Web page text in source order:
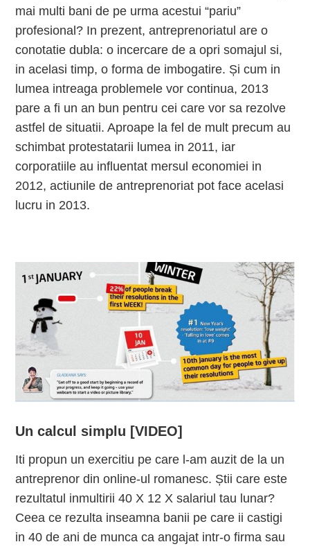
mai multi bani de pe urma acestui “pariu”
profesional? In prezent, antreprenoriatul are o
conotatie dubla: o incercare de a opri somajul si,
in acelasi timp, o forma de imbogatire. Și cum in
lumea intreaga problemele vor continua, 2013
pare a fi un an bun pentru cei care vor sa rezolve
astfel de situatii. Aproape la fel de mult precum au
schimbat protestatarii lumea in 2011, iar
corporatiile au influentat mersul economiei in
2012, actiunile de antreprenoriat pot face acelasi
lucru in 2013.
Un calcul simplu [VIDEO]
Iti propun un exercitiu pe care l-am auzit de la un
antreprenor din online-ul romanesc. Știi care este
rezultatul inmultirii 40 X 12 X salariul tau lunar?
Ceea ce rezulta inseamna banii pe care ii castigi
in 40 de ani de munca ca angajat intr-o firma sau